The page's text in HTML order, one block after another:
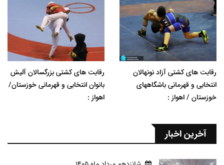
رقابت های کشتی آزاد نونهالان
انتخابی و قهرمانی باشگاههای
خوزستان / اهواز :
رقابت های کشتی بزرگسالان آلیش
بانوان انتخابی و قهرمانی خوزستان/
اهواز :
آخرین اخبار